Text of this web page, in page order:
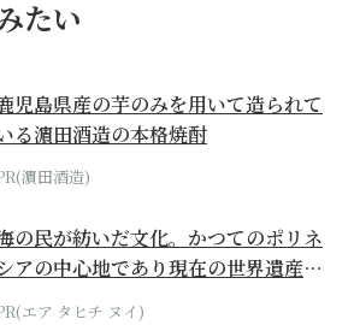
たい
児島県産の芋のみを用いて造られて
る濵田酒造の本格焼酎
濵田酒造)
の民が紡いだ文化。かつてのポリネ
アの中心地であり現在の世界遺産か
らみえてくる...
エア タヒチ ヌイ)